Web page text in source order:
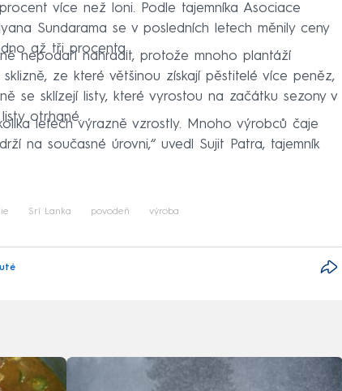
více než loni. Podle tajemníka Asociace
Sundarama se v posledních letech měnily ceny
až tři procenta.
nepodaří nahradit, protože mnoho plantáží
ze které většinou získají pěstitelé více peněz,
se sklízejí listy, které vyrostou na začátku sezony v
otrhané.
letech výrazně vzrostly. Mnoho výrobců čaje
na současné úrovni,“ uvedl Sujit Patra, tajemník
Srí Lanka povodeň výroba